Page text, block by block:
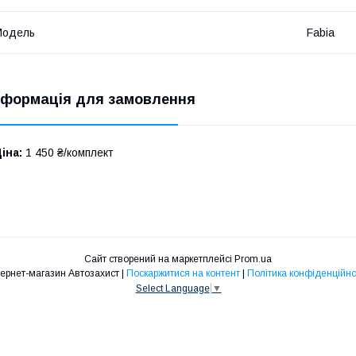
Fabia
для замовлення
1 450 ₴/комплект
Сайт створений на маркетплейсі Prom.ua
Інтернет-магазин Автозахист | Поскаржитися на контент | Політика
Select Language ▼